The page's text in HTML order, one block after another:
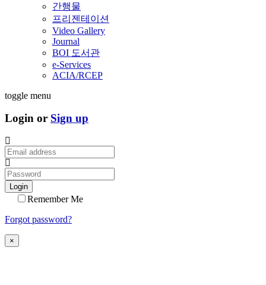
간행물
프리젠테이션
Video Gallery
Journal
BOI 도서관
e-Services
ACIA/RCEP
toggle menu
Login or Sign up
Login
Remember Me
Forgot password?
×